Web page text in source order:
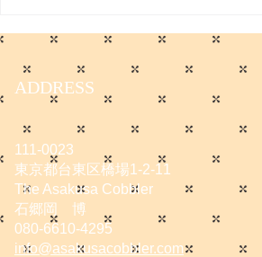
ADDRESS
111-0023
東京都台東区橋場1-2-11
The Asakusa Cobbler
石郷岡 博
080-6610-4295
info@asakusacobbler.com